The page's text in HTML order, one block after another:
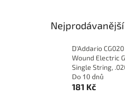
Nejprodávanější
D'Addario
Wound Electric
Single String,
Do 10 dnů
181 Kč